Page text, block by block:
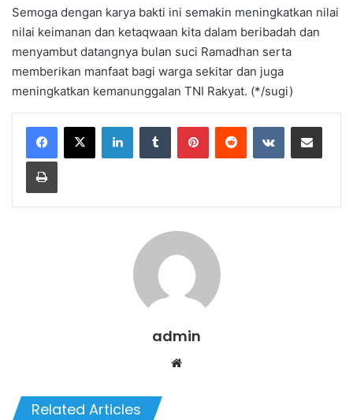
Semoga dengan karya bakti ini semakin meningkatkan nilai
nilai keimanan dan ketaqwaan kita dalam beribadah dan
menyambut datangnya bulan suci Ramadhan serta
memberikan manfaat bagi warga sekitar dan juga
meningkatkan kemanunggalan TNI Rakyat. (*/sugi)
admin
Related Articles